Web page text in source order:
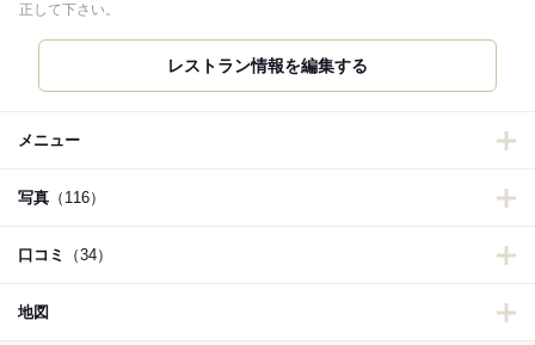
正して下さい。
メニュー
写真 （116）
口コミ （34）
地図